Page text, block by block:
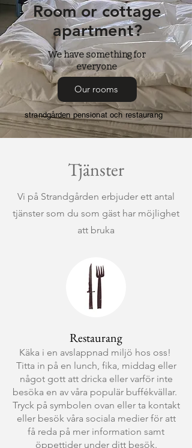
Room or cottage
apartment?
We have something for
everyone
Our rooms
strandgården pensionat och restaurang
Tjänster
Vi på Strandgården erbjuder ett antal
tjänster som du som gäst har möjlighet
att bruka
Restaurang
Käka i en avslappnad miljö hos oss!
Titta in på en lunch, fika, middag eller
något gott att dricka eller varför inte
besöka en av våra populär buffékvällar.
Tryck på symbolen ovan eller ta kontakt
eller besök våra sociala medier för att
få reda på mer information samt
öppettider under ditt besök.